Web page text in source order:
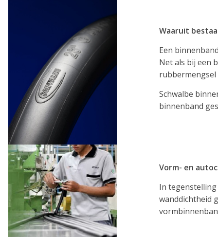
Waaruit
Een
Net als bij een
rubbermengsel
Schwalbe
binnenband
Vorm- en
In
wanddichtheid